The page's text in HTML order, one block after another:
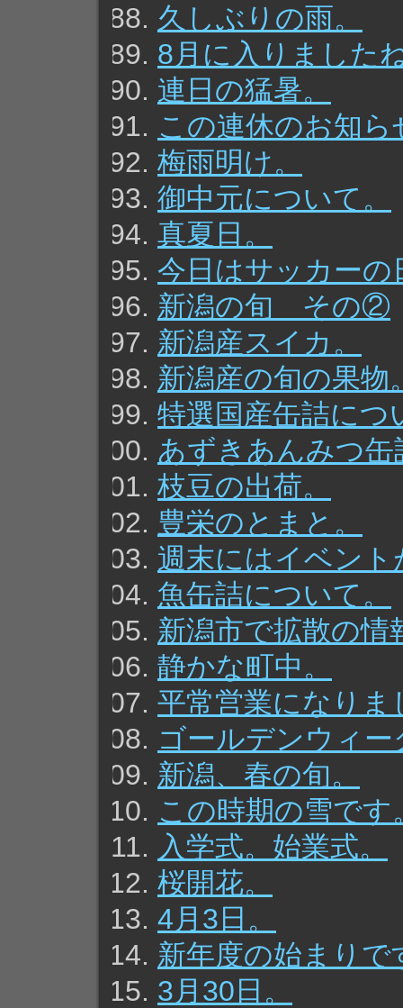
久しぶりの雨。
8月に入りました
連日の猛暑。
この連休のお知ら
梅雨明け。
御中元について。
真夏日。
今日はサッカーの
新潟の旬 その②
新潟産スイカ。
新潟産の旬の果物
特選国産缶詰につ
あずきあんみつ
枝豆の出荷。
豊栄のとまと。
週末にはイベン
魚缶詰について。
新潟市で拡散の
静かな町中。
平常営業になりま
ゴールデンウィ
新潟、春の旬。
この時期の雪です
入学式。始業式。
桜開花。
4月3日。
新年度の始まりで
3月30日。